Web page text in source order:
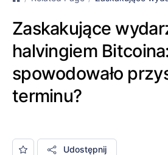
Zaskakujące
halvingiem
spowodowało
terminu?
Udostępnij